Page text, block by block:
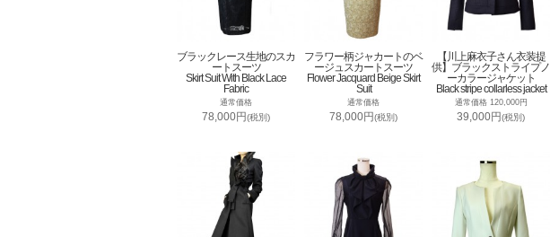
ブラックレース生地のスカ
ートスーツ
Skirt Suit With Black Lace
Fabric
通常価格
78,000円(税別)
フラワー柄ジャカートのベ
ージュスカートスーツ
Flower Jacquard Beige Skirt
Suit
通常価格
78,000円(税別)
【川上麻衣子さん衣装提
供】ブラックストライプノ
ーカラージャケット
Black stripe collarless jacket
通常価格 120,000円
39,000円(税別)